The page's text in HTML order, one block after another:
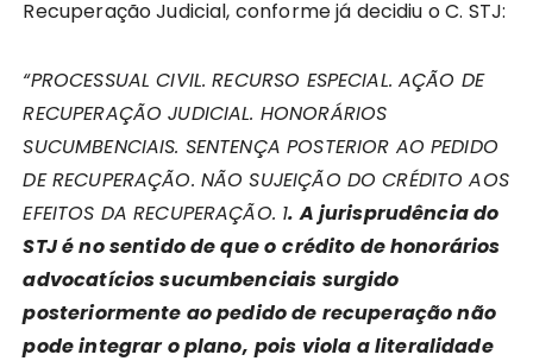
Recuperação Judicial, conforme já decidiu o C. STJ:
“PROCESSUAL CIVIL. RECURSO ESPECIAL. AÇÃO DE
RECUPERAÇÃO JUDICIAL. HONORÁRIOS
SUCUMBENCIAIS. SENTENÇA POSTERIOR AO PEDIDO
DE RECUPERAÇÃO. NÃO SUJEIÇÃO DO CRÉDITO AOS
EFEITOS DA RECUPERAÇÃO. 1. A jurisprudência do
STJ é no sentido de que o crédito de honorários
advocatícios sucumbenciais surgido
posteriormente ao pedido de recuperação não
pode integrar o plano, pois viola a literalidade